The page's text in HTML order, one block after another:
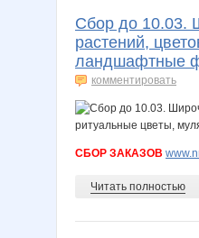
Сбор до 10.03.
растений,
ландшафтные
комментировать
СБОР ЗАКАЗОВ
Читать полностью